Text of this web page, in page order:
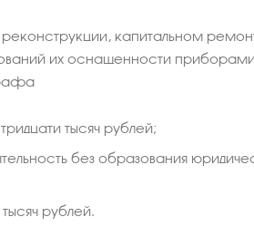
капитальном
их оснащенности приборами
тысяч рублей;
без образования
рублей.